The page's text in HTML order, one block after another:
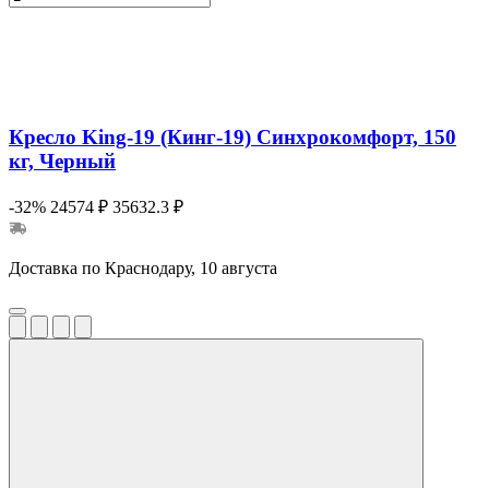
Кресло King-19 (Кинг-19) Синхрокомфорт, 150
кг, Черный
-32% 24574 ₽ 35632.3 ₽
Доставка по Краснодару, 10 августа